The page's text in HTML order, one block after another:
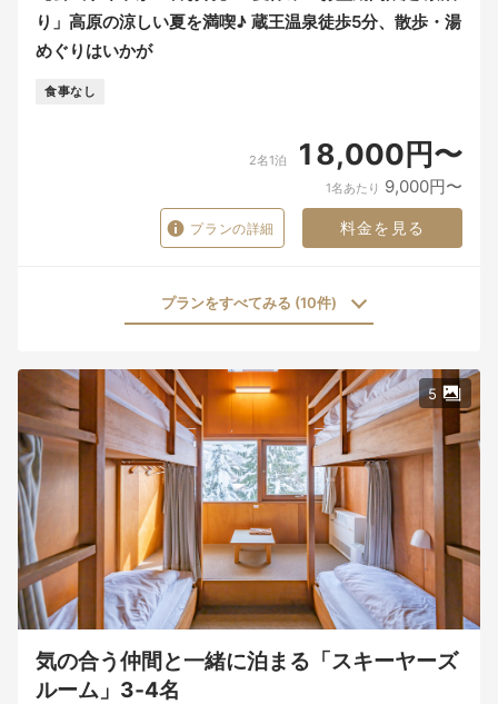
り」高原の涼しい夏を満喫♪ 蔵王温泉徒歩5分、散歩・湯
めぐりはいかが
食事なし
2名1泊 18,000円〜
1名あたり 9,000円〜
プランの詳細 料金を見る
プランをすべてみる (10件)
5
気の合う仲間と一緒に泊まる「スキーヤーズ
ルーム」3‐4名